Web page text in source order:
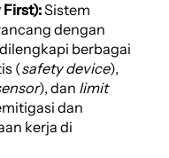
First):Sistem
dengan
berbagai
(safety device),
), dan limit
dan
kerja di